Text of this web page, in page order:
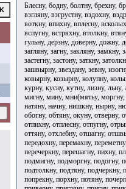
Блесну, бодну, болтну, брехну,
взгляну, взгрустну, вздохну,
воткну, впихну, вплесну,
вспугну, встряхну, втолкну,
гульну, дерзну, доверну, дожну,
загляну, загну, закляну, замкну,
застегну, застону, заткну,
зашвырну, звездану, зевну,
ковырну, козырну, колупну,
курну, кусну, кутну, лизну,
мигну, мину, мни(мятьу, моргну,
натяну, начну, нишкну, нырну,
обогну, обтяну, окуну, отверну,
отпихну, отплесну, отпугну,
оттяну, отхлебну, отшагну,
передохну, перемахну,
перечеркну, перешагну, пихну,
подмигну, подморгну, подогну,
подтолкну, подтяну,
попрекну, порхну, потяну,